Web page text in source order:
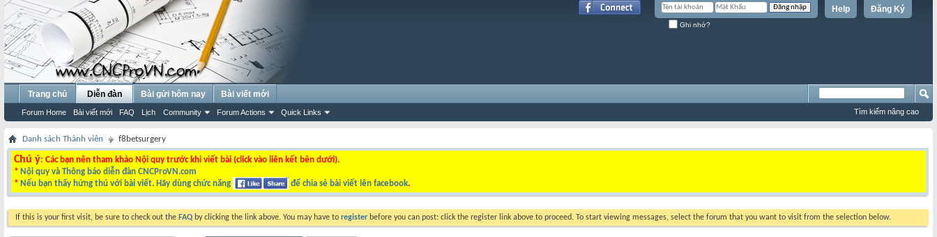
Đăng Ký
Help
Ghi nhớ?
Trang chủ Diễn đàn
Forum Home Bài viết mới FAQ Lịch Community Forum Actions Quick Links
Bài gửi hôm nay Bài viết mới
Tìm kiếm nâng cao
Danh sách Thành viên f8betsurgery
Chú ý: Các bạn nên tham khảo Nội quy trước khi viết bài (click vào liên kết bên dưới).
* Nội quy và Thông báo diễn đàn CNCProVN.com
* Nếu bạn thấy hứng thú với bài viết. Hãy dùng chức năng để chia sẻ bài viết lên facebook.
If this is your first visit, be sure to check out the FAQ by clicking the link above. You may have to register before you can post: click the register link above to proceed. To start viewing messages, select the forum that you want to visit from the selection below.